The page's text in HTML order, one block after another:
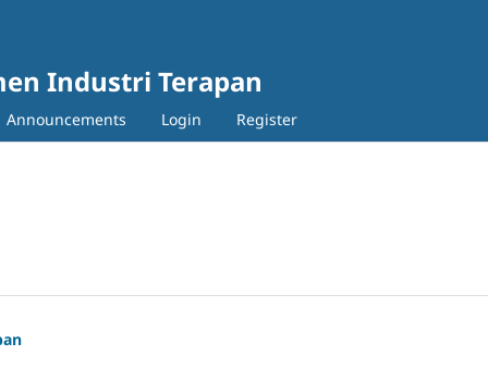
Industri Terapan
Announcements Login Register